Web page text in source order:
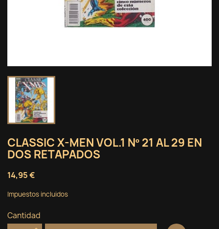
CLASSIC X-MEN VOL.1 Nº 21 AL 29 EN
DOS RETAPADOS
14,95 €
Impuestos incluidos
Cantidad